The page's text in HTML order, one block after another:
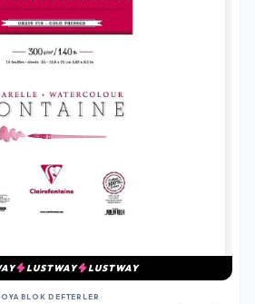
LUSTWAY LUSTWAY
BLOK DEFTERLER